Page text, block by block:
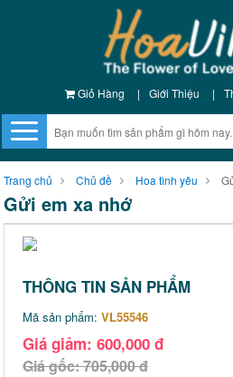
Giỏ Hàng | Giới Thiệu |
Trang chủ Chủ đề Hoa tình yêu
Gửi em xa nhớ
THÔNG TIN SẢN PHẨM
Mã sản phẩm: VL55546
Giá giảm: 600,000 đ
Giá gốc: 705,000 đ